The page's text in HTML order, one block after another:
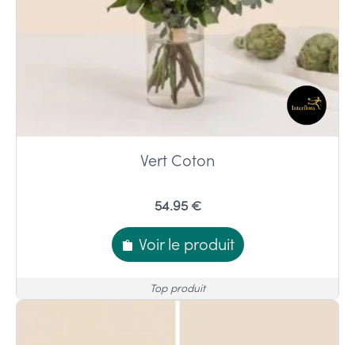
Vert Coton
54.95 €
Voir le produit
Top produit